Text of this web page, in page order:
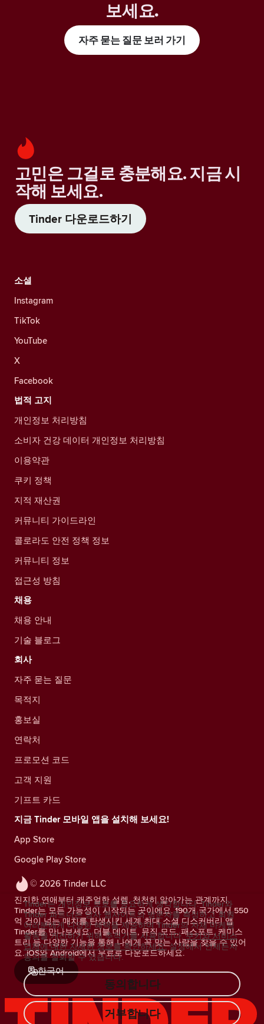
보세요.
자주 묻는 질문 보러 가기
고민은 그걸로 충분해요. 지금 시
작해 보세요.
Tinder 다운로드하기
© 2026 Tinder LLC
진지한 연애부터 캐주얼한 설렘, 천천히 알아가는 관계까지.
Tinder는 모든 가능성이 시작되는 곳이에요. 190개 국가에서 550
억 건이 넘는 매치를 탄생시킨 세계 최대 소셜 디스커버리 앱
Tinder를 만나보세요. 더블 데이트, 뮤직 모드, 패스포트, 케미스
트리 등 다양한 기능을 통해 나에게 꼭 맞는 사람을 찾을 수 있어
요. iOS와 Android에서 무료로 다운로드하세요.
한국어
소셜
Instagram
TikTok
YouTube
X
Facebook
법적 고지
개인정보 처리방침
소비자 건강 데이터 개인정보 처리방침
이용약관
쿠키 정책
지적 재산권
커뮤니티 가이드라인
콜로라도 안전 정책 정보
커뮤니티 정보
접근성 방침
채용
채용 안내
기술 블로그
회사
자주 묻는 질문
목적지
홍보실
연락처
프로모션 코드
고객 지원
기프트 카드
지금 Tinder 모바일 앱을 설치해 보세요!
App Store
Google Play Store
Tinder는 개인정보 보호를 중요하게 생각합니다. Tinder와
Tinder 파트너는 당사 웹사이트의 방문자를 측정하고 회원
여러분에게 다양한 혜택을 제공하며 Tinder의 자체 마케팅
활동을 개선하기 위해 추적기를 사용합니다. 쿠키와 서비스
업체에 대한 자세한 정보를 확인하세요. 설정에서 언제든지
동의를 철회할 수 있습니다.
동의합니다
거부합니다